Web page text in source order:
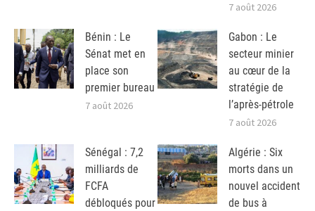
7 août 2026
Bénin : Le
Sénat met en
place son
premier bureau
7 août 2026
Gabon : Le
secteur minier
au cœur de la
stratégie de
l’après-pétrole
7 août 2026
Sénégal : 7,2
milliards de
FCFA
débloqués pour
Algérie : Six
morts dans un
nouvel accident
de bus à